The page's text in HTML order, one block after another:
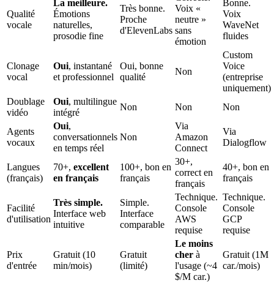
Qualité
vocale
La meilleure.
Émotions
naturelles,
prosodie fine
Très bonne.
Proche
d'ElevenLabs
Voix «
neutre »
sans
émotion
Bonne.
Voix
WaveNet
fluides
Clonage
vocal
Oui, instantané
et professionnel
Oui, bonne
qualité
Non
Custom
Voice
(entreprise
uniquement)
Doublage
vidéo
Oui, multilingue
intégré
Non Non Non
Agents
vocaux
Oui,
conversationnels
en temps réel
Non
Via
Amazon
Connect
Via
Dialogflow
Langues
(français)
70+, excellent
en français
100+, bon en
français
30+,
correct en
français
40+, bon en
français
Facilité
d'utilisation
Très simple.
Interface web
intuitive
Simple.
Interface
comparable
Technique.
Console
AWS
requise
Technique.
Console
GCP
requise
Prix
d'entrée
Gratuit (10
min/mois)
Gratuit
(limité)
Le moins
cher à
l'usage (~4
$/M car.)
Gratuit (1M
car./mois)